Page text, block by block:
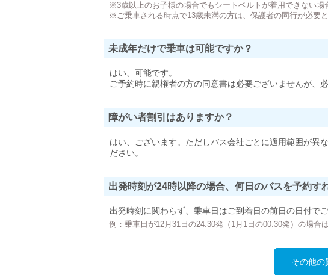
※3歳以上のお子様の場合でもシートベルトが着用できない場
※ご乗車される時点で13歳未満の方は、保護者の同行が必要と
未成年だけで乗車は可能ですか？
はい、可能です。
ご予約時に親権者の方の同意書は必要ございませんが、
障がい者割引はありますか？
はい、ございます。ただしバス会社ごとに適用範囲が異
ださい。
出発時刻が24時以降の場合、何日のバスを予約す
出発時刻に関わらず、乗車日はご到着日の前日の日付でご
例：乗車日が12月31日の24:30発（1月1日の00:30発）の場合
その他の